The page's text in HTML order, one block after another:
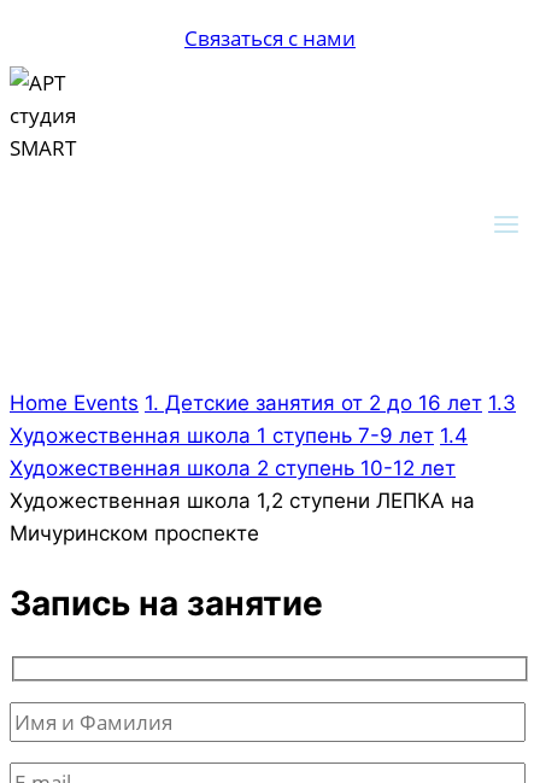
содержимому
Связаться с нами
Home Events 1. Детские занятия от 2 до 16 лет 1.3
Художественная школа 1 ступень 7-9 лет 1.4
Художественная школа 2 ступень 10-12 лет
Художественная школа 1,2 ступени ЛЕПКА на
Мичуринском проспекте
Запись на занятие